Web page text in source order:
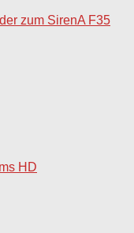
zum SirenA F35
HD